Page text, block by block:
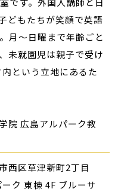
どもたちが笑顔で英語
月～日曜まで年齢ごと
未就園児は親子で受け
という立地にあるた
院 広島アルパーク教
西区草津新町2丁目
ク 東棟 4F ブルーサ